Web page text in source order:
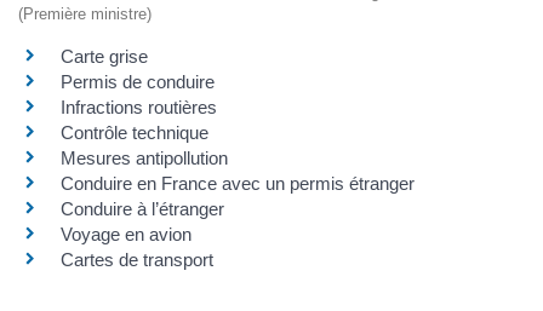
(Première ministre)
Carte grise
Permis de conduire
Infractions routières
Contrôle technique
Mesures antipollution
Conduire en France avec un permis étranger
Conduire à l’étranger
Voyage en avion
Cartes de transport